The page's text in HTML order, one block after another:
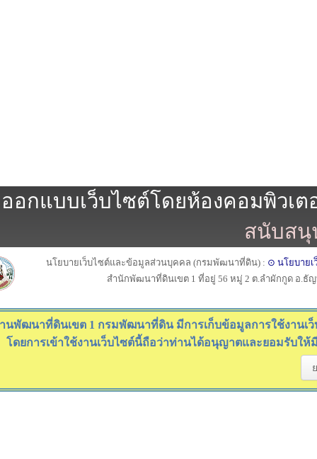
ออกแบบเว็บไซต์โดยห้องคอมพิวเ
สนับสนุ
นโยบายเว็บไซต์และข้อมูลส่วนบุคคล (กรมพัฒนาที่ดิน) : ⊙ นโยบายเ
สำนักพัฒนาที่ดินเขต 1 ที่อยู่ 56 หมู่ 2 ต.ลำผักกูด อ.ธั
นพัฒนาที่ดินเขต 1 กรมพัฒนาที่ดิน มีการเก็บข้อมูลการใช้งานเ
โดยการเข้าใช้งานเว็บไซต์นี้ถือว่าท่านได้อนุญาตและยอมรับ